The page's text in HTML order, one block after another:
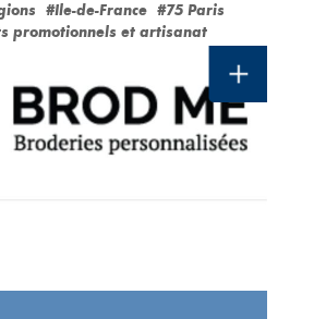
#Ile-de-France #75 Paris
promotionnels et artisanat